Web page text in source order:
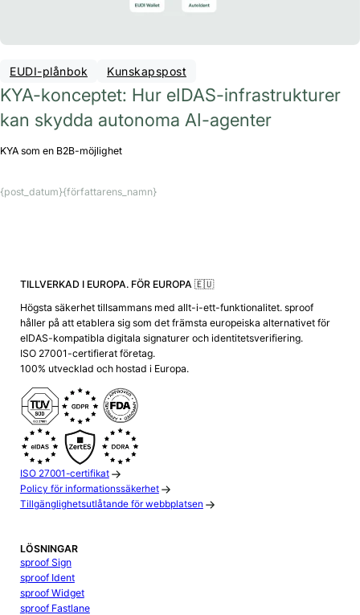
EUDI-plånbok Kunskapspost
KYA-konceptet: Hur eIDAS-infrastrukturer
kan skydda autonoma AI-agenter
KYA som en B2B-möjlighet
{post_datum}{författarens_namn}
TILLVERKAD I EUROPA. FÖR EUROPA 🇪🇺
Högsta säkerhet tillsammans med allt-i-ett-funktionalitet. sproof
håller på att etablera sig som det främsta europeiska alternativet för
eIDAS-kompatibla digitala signaturer och identitetsverifiering.
ISO 27001-certifierat företag.
100% utvecklad och hostad i Europa.
ISO 27001-certifikat
Policy för informationssäkerhet
Tillgänglighetsutlåtande för webbplatsen
LÖSNINGAR
sproof Sign
sproof Ident
sproof Widget
sproof Fastlane